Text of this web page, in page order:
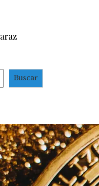
Buscar